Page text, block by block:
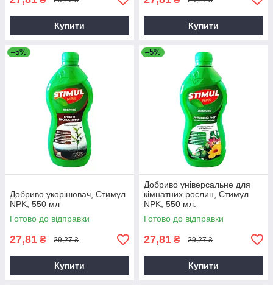
Купити Купити
–5%
Добриво укорінювач, Стимул
NPK, 550 мл
Готово до відправки
27,81 ₴ 29,27 ₴
Купити
–5%
Добриво універсальне для
кімнатних рослин, Стимул
NPK, 550 мл.
Готово до відправки
27,81 ₴ 29,27 ₴
Купити